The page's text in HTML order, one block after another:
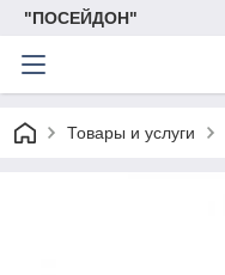
"ПОСЕЙДОН"
Товары и услуги